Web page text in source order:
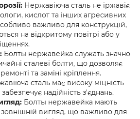
Нержавіюча сталь не іржавіє
кислот та інших агресивних
важливо для конструкцій,
на відкритому повітрі або у
Болты нержавейка служать значно
сталеві болти, що дозволяє
та заміні кріплення.
сталь має високу міцність
надійність з'єднань.
Болты нержавейка мають
вигляд, що важливо для